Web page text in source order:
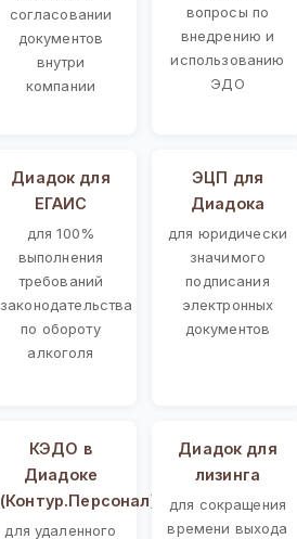
согласовании
документов
внутри
компании
вопросы по
внедрению и
использованию
ЭДО
Диадок для
ЕГАИС
для 100%
выполнения
требований
законодательства
по обороту
алкоголя
ЭЦП для
Диадока
для юридически
значимого
подписания
электронных
документов
КЭДО в
Диадоке
(Контур.Персонал)
для удаленного
Диадок для
лизинга
для сокращения
времени выхода